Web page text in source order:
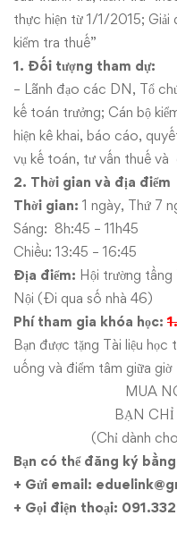
trước
và
sau
thanh
tra,
kiểm
tra
thuế
thực hiện từ 1/1/2015;
kiểm tra thuế”
1. Đối tượng tham dự:
– Lãnh đạo các DN, Tổ
kế toán trưởng; Cán bộ
hiện kê khai, báo cáo,
vụ kế toán, tư vấn thuế
2. Thời gian và địa điểm
Thời gian: 1 ngày, Thứ 7
Sáng: 8h:45 – 11h45
Chiều: 13:45 – 16:45
Địa điểm: Hội trường
Nội (Đi qua số nhà 46)
Phí tham gia khóa học:
Bạn được tặng Tài liệu học
uống và điểm tâm giữa giờ
MUA
BẠN CHỈ
(Chỉ dành
Bạn có thể đăng ký
+ Gửi email:
+ Gọi điện thoại: